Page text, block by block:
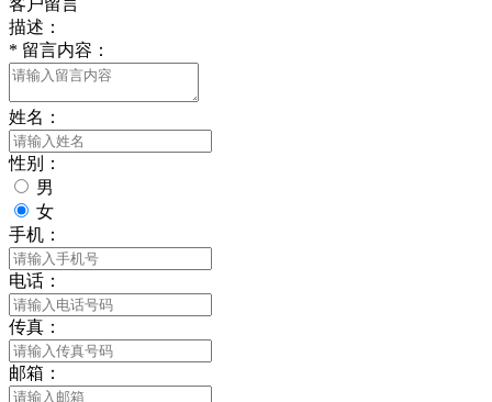
客户留言
描述：
* 留言内容：
姓名：
性别：
男
女
手机：
电话：
传真：
邮箱：